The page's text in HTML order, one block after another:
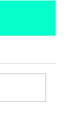
ist
1 Mio. USD
von